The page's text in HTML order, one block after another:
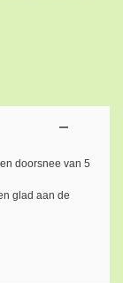
doorsnee van 5
glad aan de